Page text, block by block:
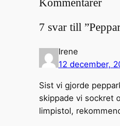
Kommentarer
7 svar till
Irene
12 december,
Sist vi gjorde
skippade vi sockret
limpistol,